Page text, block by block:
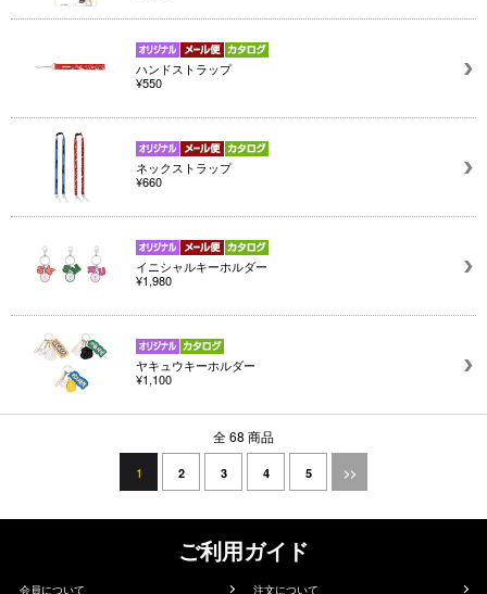
ハンドストラップ
¥550
ネックストラップ
¥660
イニシャルキーホルダー
¥1,980
ヤキュウキーホルダー
¥1,100
全 68 商品
1 2 3 4 5 >>
ご利用ガイド
会員について 注文について